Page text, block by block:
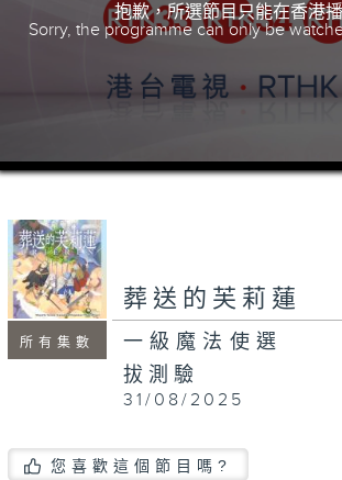
抱歉，所選節目只能在香港
Sorry, the programme can only be
所有集數
葬送的芙莉蓮
一級魔法使選
拔測驗
31/08/2025
您喜歡這個節目嗎?